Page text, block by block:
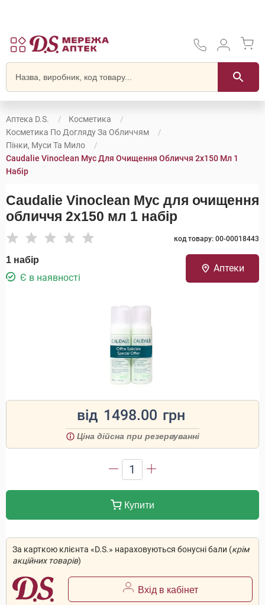
Аптека D.S.
Косметика
Косметика По Догляду За Обличчям
Пінки, Муси Та Мило
Caudalie Vinoclean Мус Для Очищення Обличчя 2x150 Мл 1
Набір
Caudalie Vinoclean Мус для очищення
обличчя 2x150 мл 1 набір
код товару: 00-00018443
1 набір
Є в наявності
Аптеки
від 1498.00 грн
Ціна дійсна при резервуванні
1
Купити
За карткою клієнта «D.S.» нараховуються бонусні бали (крім
акційних товарів)
Вхід в кабінет